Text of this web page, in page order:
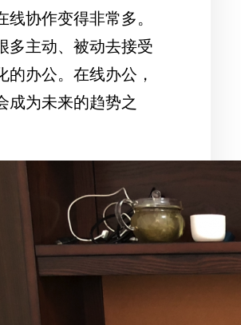
线协作变得非常多。
多主动、被动去接受
的办公。在线办公，
成为未来的趋势之